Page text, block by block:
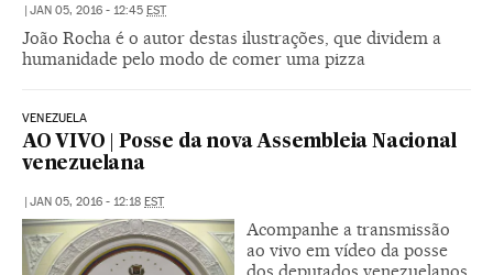
| JAN 05, 2016 - 12:45 EST
João Rocha é o autor destas ilustrações, que dividem a
humanidade pelo modo de comer uma pizza
VENEZUELA
AO VIVO | Posse da nova Assembleia Nacional
venezuelana
| JAN 05, 2016 - 12:18 EST
Acompanhe a transmissão
ao vivo em vídeo da posse